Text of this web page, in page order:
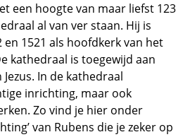
een hoogte van maar liefst 123
al van ver staan. Hij is
1521 als hoofdkerk van het
kathedraal is toegewijd aan
In de kathedraal
inrichting, maar ook
Zo vind je hier onder
van Rubens die je zeker op